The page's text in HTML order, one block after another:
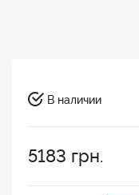
В наличии
5183 грн.